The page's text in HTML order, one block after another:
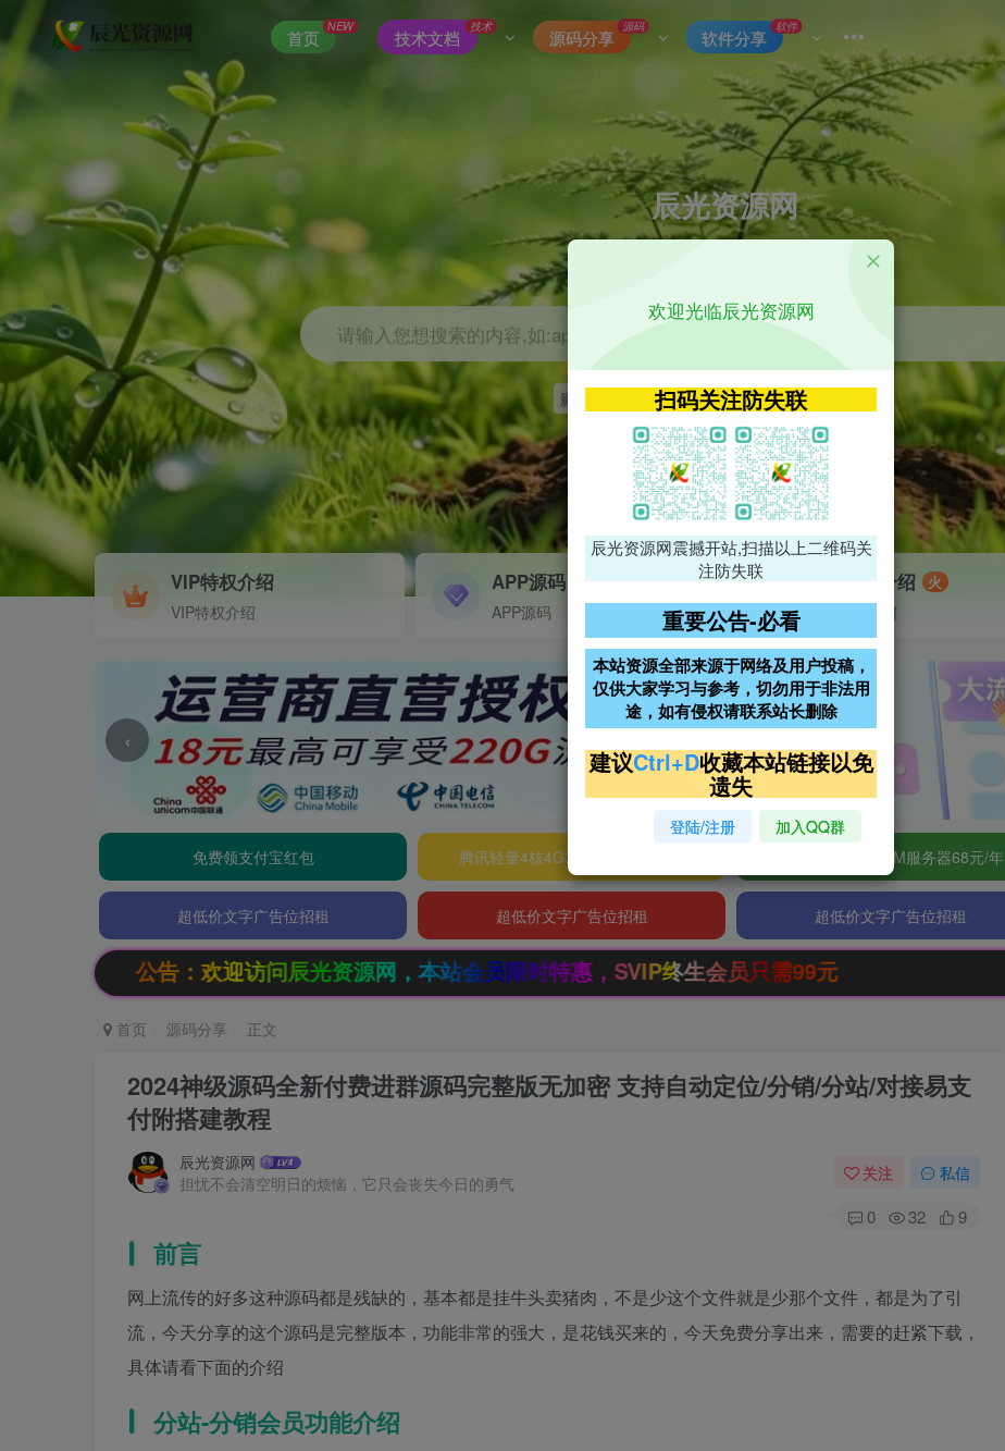
首页
NEW
技术文档
技术
源码分享
源码
软件分享
软件
辰光资源网
优质的网络资源分享平台
请输入您想搜索的内容,如:app源码
影视 神马 getapp 原神
VIP特权介绍
VIP特权介绍
APP源码
APP源码
VIP特权介绍 火
VIP特权介绍
‹
免费领支付宝红包 腾讯轻量4核4G3M服务器38元/年 阿里云2核2G200M服务器68元/年
超低价文字广告位招租 超低价文字广告位招租 超低价文字广告位招租
问辰光资源网，本站会员限时特惠，SVIP终生会员只需99元
首页 源码分享 正文
2024神级源码全新付费进群源码完整版无加密 支持自动定位/分销/分站/对接易支
付附搭建教程
辰光资源网
担忧不会清空明日的烦恼，它只会丧失今日的勇气
关注 私信
0 32 9
前言
网上流传的好多这种源码都是残缺的，基本都是挂牛头卖猪肉，不是少这个文件就是少那个文件，都是为了引
流，今天分享的这个源码是完整版本，功能非常的强大，是花钱买来的，今天免费分享出来，需要的赶紧下载，
具体请看下面的介绍
分站-分销会员功能介绍
欢迎光临辰光资源网
扫码关注防失联
辰光资源网震撼开站,扫描以上二维码关
注防失联
重要公告-必看
本站资源全部来源于网络及用户投稿，
仅供大家学习与参考，切勿用于非法用
途，如有侵权请联系站长删除
建议Ctrl+D收藏本站链接以免
遗失
登陆/注册 加入QQ群